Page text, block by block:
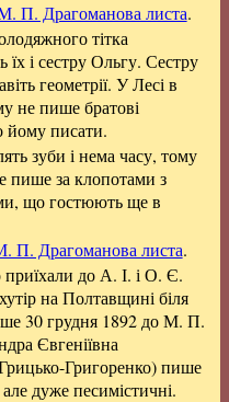
П. Драгоманова листа.
тітка
і сестру Ольгу. Сестру
геометрії. У Лесі в
не пише братові
йому писати.
зуби і нема часу, тому
пише за клопотами з
що гостюють ще в
П. Драгоманова листа.
до А. І. і О. Є.
на Полтавщині біля
30 грудня 1892 до М. П.
Євгеніївна
Григоренко) пише
дуже песимістичні.